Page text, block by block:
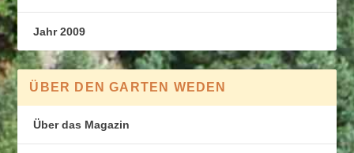
Jahr 2009
ÜBER DEN GARTEN WEDEN
Über das Magazin